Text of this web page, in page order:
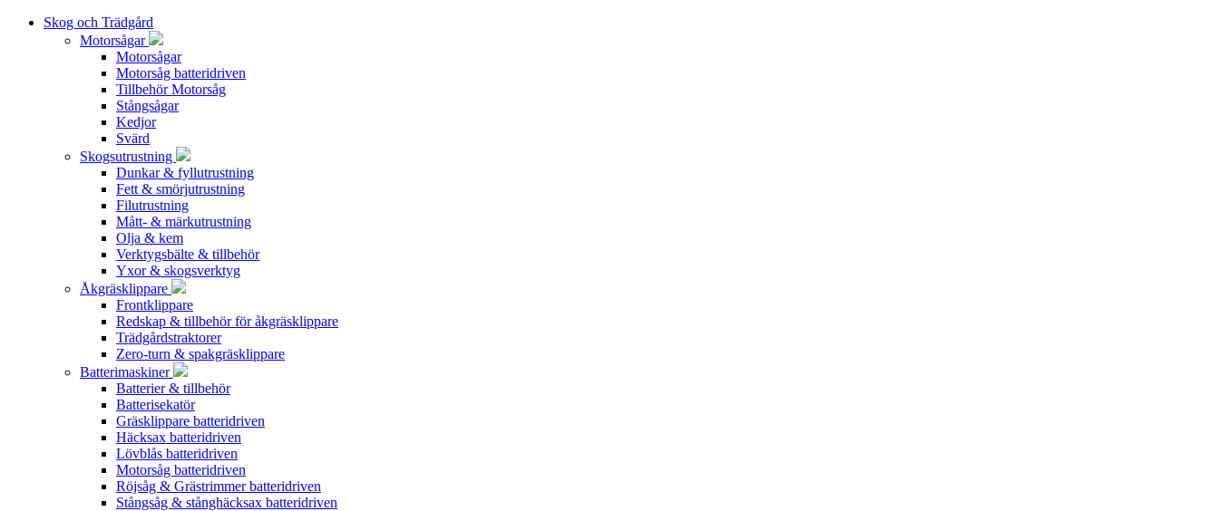
Skog och Trädgård
Motorsågar
Motorsågar
Motorsåg batteridriven
Tillbehör Motorsåg
Stångsågar
Kedjor
Svärd
Skogsutrustning
Dunkar & fyllutrustning
Fett & smörjutrustning
Filutrustning
Mått- & märkutrustning
Olja & kem
Verktygsbälte & tillbehör
Yxor & skogsverktyg
Åkgräsklippare
Frontklippare
Redskap & tillbehör för åkgräsklippare
Trädgårdstraktorer
Zero-turn & spakgräsklippare
Batterimaskiner
Batterier & tillbehör
Batterisekatör
Gräsklippare batteridriven
Häcksax batteridriven
Lövblås batteridriven
Motorsåg batteridriven
Röjsåg & Grästrimmer batteridriven
Stångsåg & stånghäcksax batteridriven